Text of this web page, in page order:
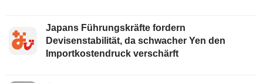
Japans Führungskräfte fordern
Devisenstabilität, da schwacher Yen den
Importkostendruck verschärft